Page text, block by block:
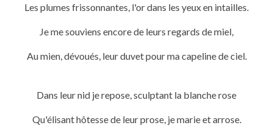
Les plumes frissonnantes, l'or dans les yeux en intailles.
Je me souviens encore de leurs regards de miel,
Au mien, dévoués, leur duvet pour ma capeline de ciel.
Dans leur nid je repose, sculptant la blanche rose
Qu'élisant hôtesse de leur prose, je marie et arrose.